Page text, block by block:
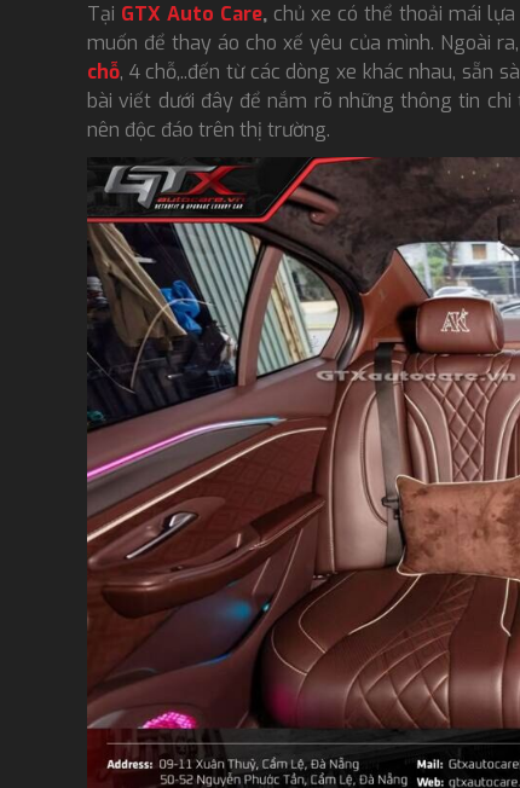
Tại GTX Auto Care, chủ xe có thể thoải mái
muốn để thay áo cho xế yêu của mình. Ngoài
chỗ, 4 chỗ,..đến từ các dòng xe khác nhau, sẵn
bài viết dưới đây để nắm rõ những thông tin
nên độc đáo trên thị trường.